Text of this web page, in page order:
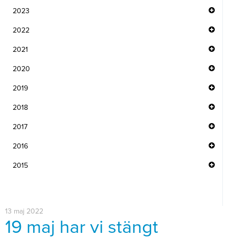
2023
2022
2021
2020
2019
2018
2017
2016
2015
13 maj 2022
19 maj har vi stängt